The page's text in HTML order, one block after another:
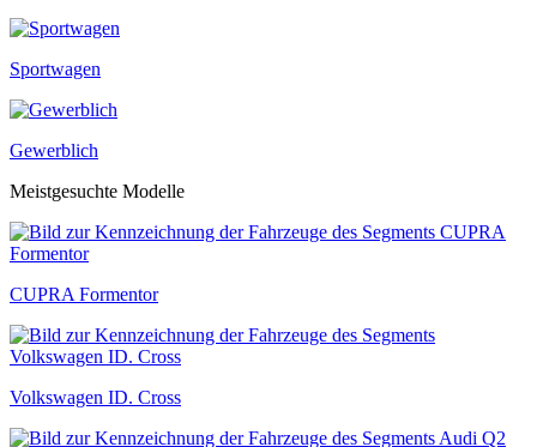
Sportwagen
Gewerblich
Meistgesuchte Modelle
CUPRA Formentor
Volkswagen ID. Cross